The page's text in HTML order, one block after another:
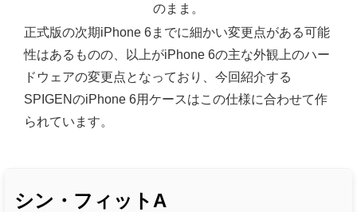
のまま。
正式版の次期iPhone 6までに細かい変更点がある可能
性はあるものの、以上がiPhone 6の主な外観上のハー
ドウェアの変更点となっており、今回紹介する
SPIGENのiPhone 6用ケースはこの仕様に合わせて作
られています。
シン・フィットA